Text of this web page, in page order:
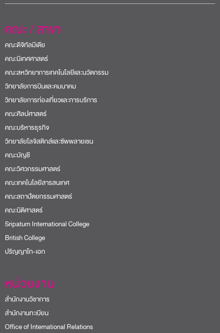
คณะ / สาขา
คณะดิจิทัลมีเดีย
คณะนิเทศศาสตร์
คณะสหวิทยาการเทคโนโลยีและนวัตกรรม
วิทยาลัยการบินและคมนาคม
วิทยาลัยการท่องเที่ยวและการบริการ
คณะศิลปศาสตร์
คณะบริหารธุรกิจ
วิทยาลัยโลจิสติกส์และซัพพลายเชน
คณะบัญชี
คณะวิศวกรรมศาสตร์
คณะเทคโนโลยีสารสนเทศ
คณะสถาปัตยกรรมศาสตร์
คณะนิติศาสตร์
Sripatum International College
British College
ปริญญาโท-เอก
หน่วยงาน
สำนักงานวิชาการ
สำนักงานทะเบียน
Office of International Relations